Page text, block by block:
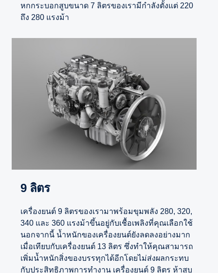
หกกระบอกสูบขนาด 7 ลิตรของเรามีกำลังตั้งแต่ 220
ถึง 280 แรงม้า
9 ลิตร
เครื่องยนต์ 9 ลิตรของเรามาพร้อมขุมพลัง 280, 320,
340 และ 360 แรงม้าขึ้นอยู่กับเชื้อเพลิงที่คุณเลือกใช้
นอกจากนี้ น้ำหนักของเครื่องยนต์ยังลดลงอย่างมาก
เมื่อเทียบกับเครื่องยนต์ 13 ลิตร ซึ่งทำให้คุณสามารถ
เพิ่มน้ำหนักสิ่งของบรรทุกได้อีกโดยไม่ส่งผลกระทบ
กับประสิทธิภาพการทำงาน เครื่องยนต์ 9 ลิตร ห้าสูบ